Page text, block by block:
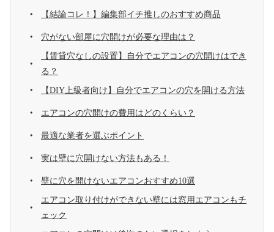
【結論コレ！】編集部イチ推しのおすすめ商品
穴がない部屋に穴開けが必要な理由は？
【賃貸穴なしの設置】自分でエアコンの穴開けはでき
る？
【DIY上級者向け】自分でエアコンの穴を開ける方法
エアコンの穴開けの費用はどのくらい？
最適な業者を選ぶポイント
実は壁に穴開けない方法もある！
壁に穴を開けないエアコンおすすめ10選
エアコン取り付けができない壁には窓用エアコンもチ
ェック